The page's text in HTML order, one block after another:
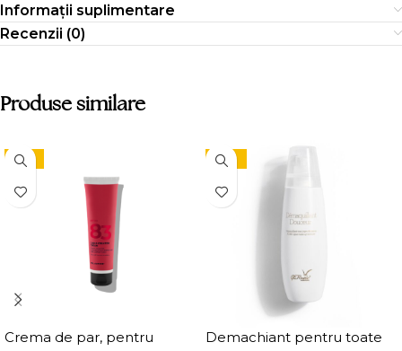
Informații suplimentare
Recenzii (0)
Produse similare
-15%
Crema de par, pentru
-10%
Demachiant pentru toate